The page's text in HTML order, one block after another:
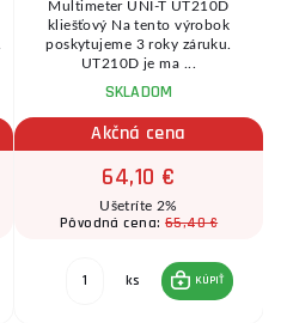
Multimeter UNI-T UT210D
kliešťový Na tento výrobok
poskytujeme 3 roky záruku.
UT210D je ma ...
SKLADOM
Akčná cena
64,10 €
Ušetríte 2%
Pôvodná cena:65,40 €
ks KÚPIŤ